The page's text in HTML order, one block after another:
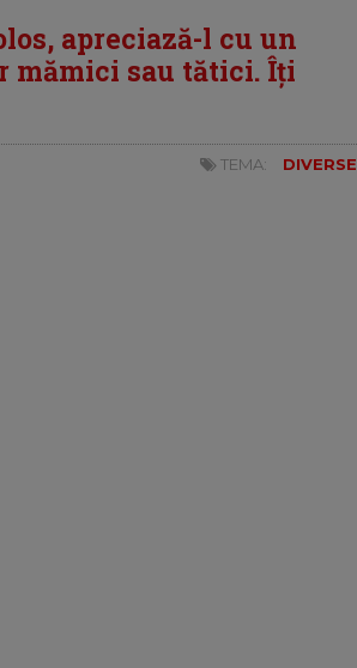
apreciază-l cu un
mămici sau tătici. Îți
TEMA: DIVERSE